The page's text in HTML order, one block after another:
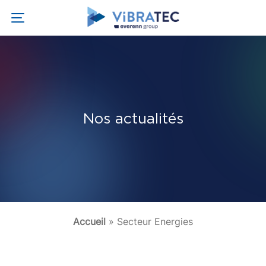
Nos actualités
Accueil » Secteur Energies